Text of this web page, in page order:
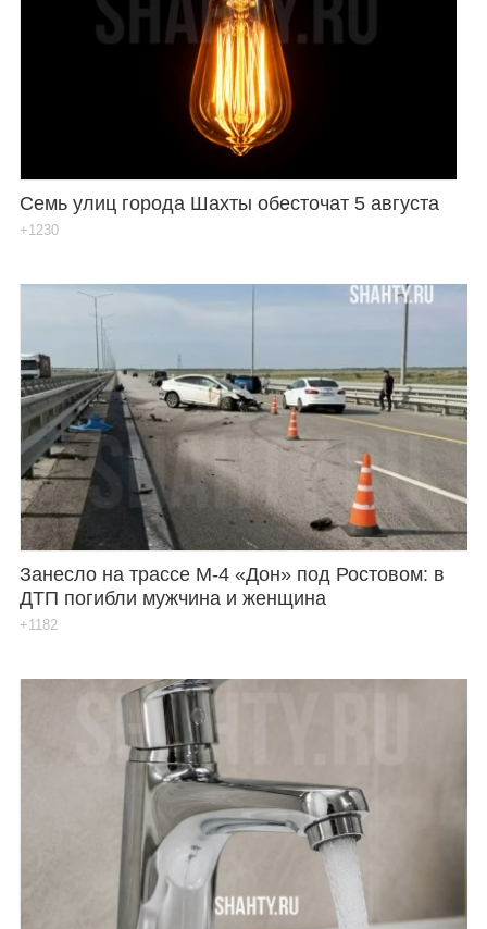
Семь улиц города Шахты обесточат 5 августа
+1230
Занесло на трассе М-4 «Дон» под Ростовом: в
ДТП погибли мужчина и женщина
+1182